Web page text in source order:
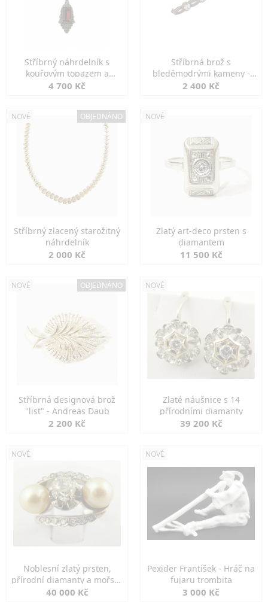
Stříbrný náhrdelník s
kouřovým topazem a
markazity
4 700 Kč
Stříbrná brož s
bleděmodrými kameny -
jemná elegance
2 400 Kč
NOVÉ OBJEDNÁNO
Stříbrný zlacený starožitný
náhrdelník
2 000 Kč
NOVÉ
Zlatý art-deco prsten s
diamantem
11 500 Kč
NOVÉ OBJEDNÁNO
Stříbrná designová brož
"list" - Andreas Daub
2 200 Kč
NOVÉ
Zlaté náušnice s 14
přírodními diamanty
39 200 Kč
NOVÉ
Noblesní zlatý prsten,
přírodní diamanty a mořské
perly
40 000 Kč
NOVÉ
Pexider František - Hráč na
fujaru trombita
3 000 Kč